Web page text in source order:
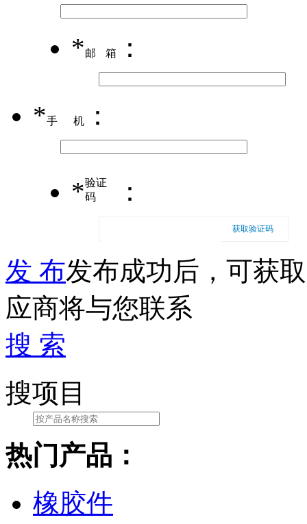
*邮箱 ：
*手机 ：
*验证
码
：
获取验证码
发 布发布成功后，可获
应商将与您联系
搜 索
搜项目
热门产品：
橡胶件